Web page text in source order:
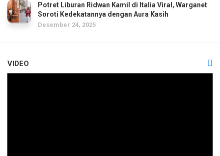
Potret Liburan Ridwan Kamil di Italia Viral, Warganet
Soroti Kedekatannya dengan Aura Kasih
Desember 24, 2025
VIDEO